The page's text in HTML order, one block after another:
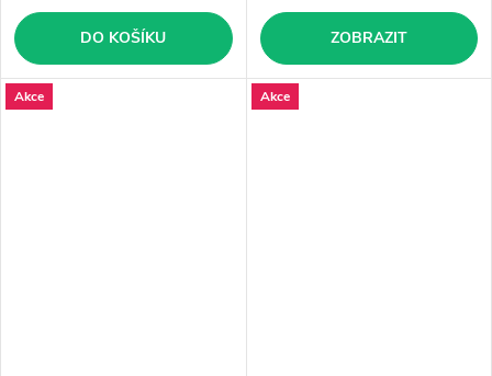
DO KOŠÍKU ZOBRAZIT
Akce Akce